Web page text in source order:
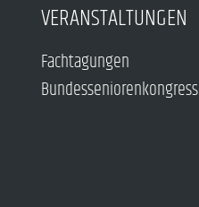
VERANSTALTUNGEN
Fachtagungen
Bundesseniorenkongress